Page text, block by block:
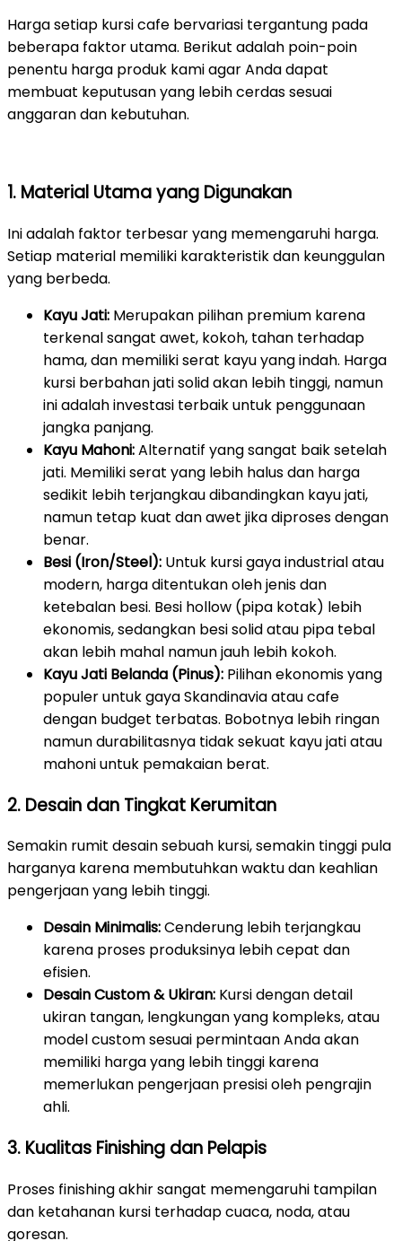
Harga setiap kursi cafe bervariasi tergantung pada
beberapa faktor utama. Berikut adalah poin-poin
penentu harga produk kami agar Anda dapat
membuat keputusan yang lebih cerdas sesuai
anggaran dan kebutuhan.
1. Material Utama yang Digunakan
Ini adalah faktor terbesar yang memengaruhi harga.
Setiap material memiliki karakteristik dan keunggulan
yang berbeda.
Kayu Jati: Merupakan pilihan premium karena
terkenal sangat awet, kokoh, tahan terhadap
hama, dan memiliki serat kayu yang indah. Harga
kursi berbahan jati solid akan lebih tinggi, namun
ini adalah investasi terbaik untuk penggunaan
jangka panjang.
Kayu Mahoni:Alternatif yang sangat baik setelah
jati. Memiliki serat yang lebih halus dan harga
sedikit lebih terjangkau dibandingkan kayu jati,
namun tetap kuat dan awet jika diproses dengan
benar.
Besi (Iron/Steel): Untuk kursi gaya industrial atau
modern, harga ditentukan oleh jenis dan
ketebalan besi. Besi hollow (pipa kotak) lebih
ekonomis, sedangkan besi solid atau pipa tebal
akan lebih mahal namun jauh lebih kokoh.
Kayu Jati Belanda (Pinus): Pilihan ekonomis yang
populer untuk gaya Skandinavia atau cafe
dengan budget terbatas. Bobotnya lebih ringan
namun durabilitasnya tidak sekuat kayu jati atau
mahoni untuk pemakaian berat.
2. Desain dan Tingkat Kerumitan
Semakin rumit desain sebuah kursi, semakin tinggi pula
harganya karena membutuhkan waktu dan keahlian
pengerjaan yang lebih tinggi.
Desain Minimalis:Cenderung lebih terjangkau
karena proses produksinya lebih cepat dan
efisien.
Desain Custom & Ukiran: Kursi dengan detail
ukiran tangan, lengkungan yang kompleks, atau
model custom sesuai permintaan Anda akan
memiliki harga yang lebih tinggi karena
memerlukan pengerjaan presisi oleh pengrajin
ahli.
3. Kualitas Finishing dan Pelapis
Proses finishing akhir sangat memengaruhi tampilan
dan ketahanan kursi terhadap cuaca, noda, atau
goresan.